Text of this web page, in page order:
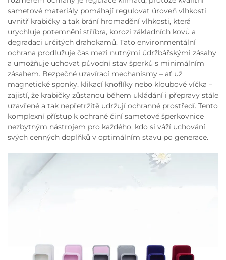
sametové materiály pomáhají regulovat úroveň vlhkosti
uvnitř krabičky a tak brání hromadění vlhkosti, která
urychluje potemnění stříbra, korozi základních kovů a
degradaci určitých drahokamů. Tato environmentální
ochrana prodlužuje čas mezi nutnými údržbářskými zásahy
a umožňuje uchovat původní stav šperků s minimálním
zásahem. Bezpečné uzavírací mechanismy – ať už
magnetické sponky, klikací knoflíky nebo kloubové víčka –
zajistí, že krabičky zůstanou během ukládání i přepravy stále
uzavřené a tak nepřetržitě udržují ochranné prostředí. Tento
komplexní přístup k ochraně činí sametové šperkovnice
nezbytným nástrojem pro každého, kdo si váží uchování
svých cenných doplňků v optimálním stavu po generace.